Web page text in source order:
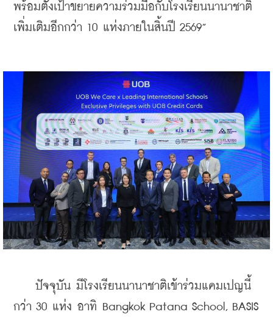
พร้อมตั้งเป้าขยายความร่วมมือกับโรงเรียนนานาชาติ
เพิ่มเติมอีกกว่า 10 แห่งภายในสิ้นปี 2569”
ปัจจุบัน มีโรงเรียนนานาชาติเข้าร่วมแคมเปญนี้
กว่า 30 แห่ง อาทิ Bangkok Patana School, BASIS